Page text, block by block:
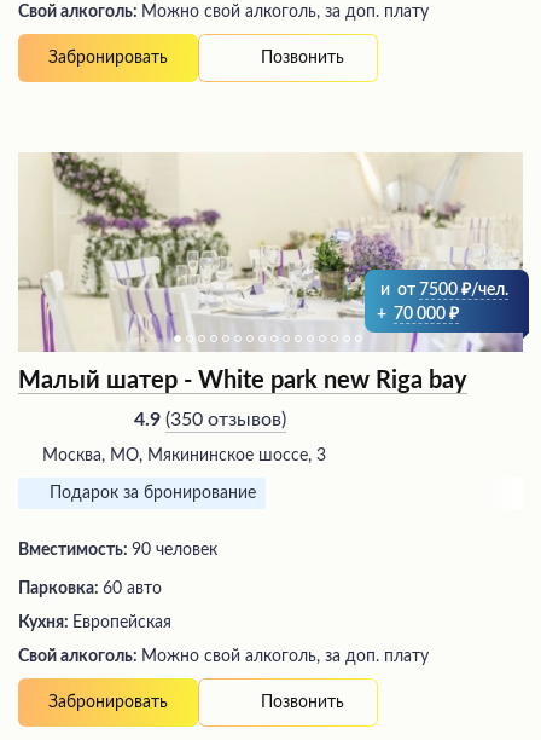
Свой алкоголь: Можно свой алкоголь, за доп. плату
Забронировать Позвонить
и от 7500
/чел.
+ 70 000
Малый шатер - White park new Riga bay
4.9 (350 отзывов)
Москва, МО, Мякининское шоссе, 3
Подарок за бронирование
Вместимость: 90 человек
Парковка: 60 авто
Кухня: Европейская
Свой алкоголь: Можно свой алкоголь, за доп. плату
Забронировать Позвонить